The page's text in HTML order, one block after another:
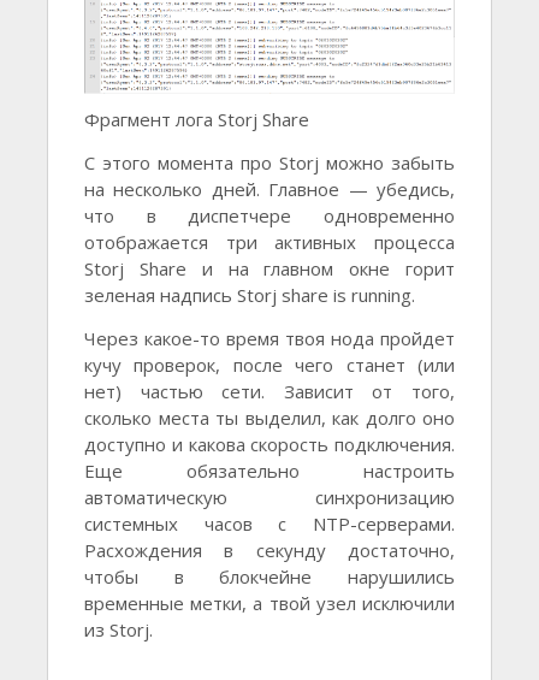
Фрагмент лога Storj Share
С этого момента про Storj можно забыть
на несколько дней. Главное — убедись,
что в диспетчере одновременно
отображается три активных процесса
Storj Share и на главном окне горит
зеленая надпись Storj share is running.
Через какое-то время твоя нода пройдет
кучу проверок, после чего станет (или
нет) частью сети. Зависит от того,
сколько места ты выделил, как долго оно
доступно и какова скорость подключения.
Еще обязательно настроить
автоматическую синхронизацию
системных часов с NTP-серверами.
Расхождения в секунду достаточно,
чтобы в блокчейне нарушились
временные метки, а твой узел исключили
из Storj.